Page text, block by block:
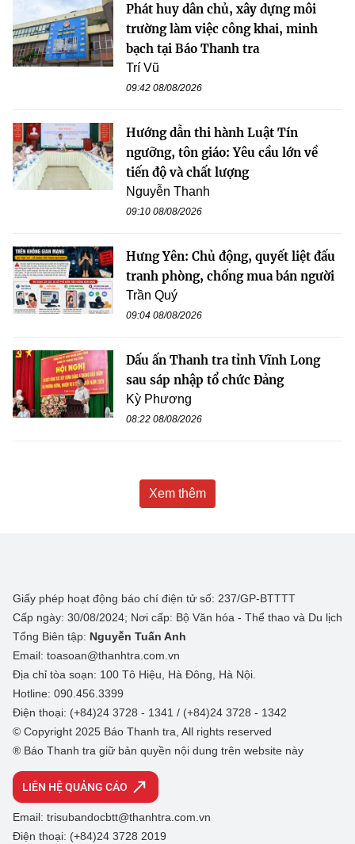
Phát huy dân chủ, xây dựng môi
trường làm việc công khai, minh
bạch tại Báo Thanh tra
Trí Vũ
09:42 08/08/2026
Hướng dẫn thi hành Luật Tín
ngưỡng, tôn giáo: Yêu cầu lớn về
tiến độ và chất lượng
Nguyễn Thanh
09:10 08/08/2026
Hưng Yên: Chủ động, quyết liệt đấu
tranh phòng, chống mua bán người
Trần Quý
09:04 08/08/2026
Dấu ấn Thanh tra tỉnh Vĩnh Long
sau sáp nhập tổ chức Đảng
Kỳ Phương
08:22 08/08/2026
Xem thêm
Giấy phép hoạt động báo chí điện tử số: 237/GP-BTTTT
Cấp ngày: 30/08/2024; Nơi cấp: Bộ Văn hóa - Thể thao và Du lịch
Tổng Biên tập: Nguyễn Tuấn Anh
Email: toasoan@thanhtra.com.vn
Địa chỉ tòa soạn: 100 Tô Hiệu, Hà Đông, Hà Nội.
Hotline: 090.456.3399
Điện thoại: (+84)24 3728 - 1341 / (+84)24 3728 - 1342
© Copyright 2025 Báo Thanh tra, All rights reserved
® Báo Thanh tra giữ bản quyền nội dung trên website này
LIÊN HỆ QUẢNG CÁO
Email: trisubandocbtt@thanhtra.com.vn
Điện thoại: (+84)24 3728 2019